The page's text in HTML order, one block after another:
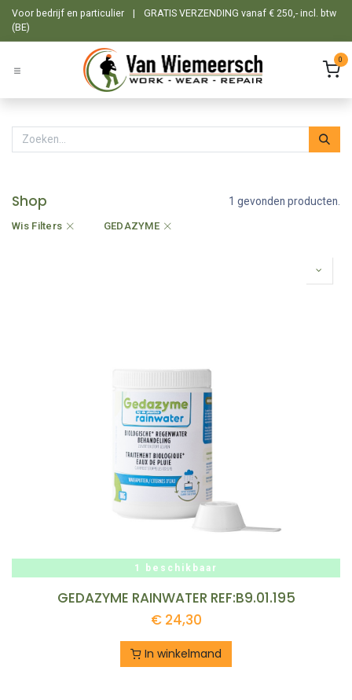
Overslaan naar inhoud
Voor bedrijf en particulier |
GRATIS VERZENDING vanaf € 250,- incl. btw
(BE)
0
Shop 1 gevonden producten.
Wis Filters GEDAZYME
1 beschikbaar
GEDAZYME RAINWATER REF:B9.01.195
€ 24,30
In winkelmand